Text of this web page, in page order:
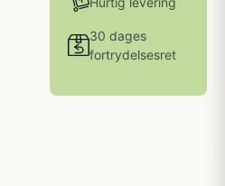
30 dages
fortrydelsesret